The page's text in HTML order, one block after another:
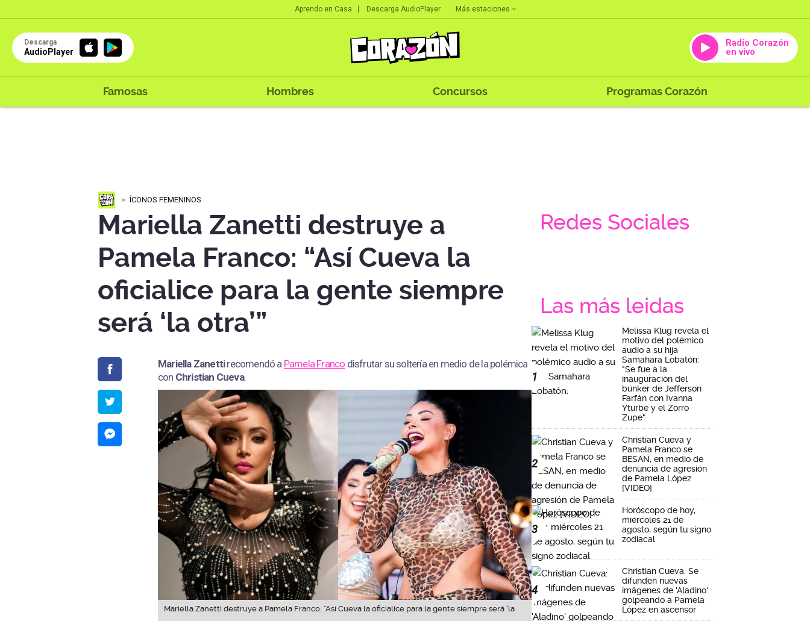
Aprendo en Casa Descarga AudioPlayer Más estaciones
Descarga
AudioPlayer
Radio Corazón
en vivo
Famosas Hombres Concursos Programas Corazón
ÍCONOS FEMENINOS
Mariella Zanetti destruye a
Pamela Franco: “Así Cueva la
oficialice para la gente siempre
será ‘la otra’”
Mariella Zanettirecomendó a Pamela Franco disfrutar su soltería en medio de la polémica
con Christian Cueva.
Mariella Zanetti destruye a Pamela Franco: “Así Cueva la oficialice para la gente siempre será ‘la
Redes Sociales
Las más leidas
1
Melissa Klug revela el
motivo del polémico
audio a su hija
Samahara Lobatón:
"Se fue a la
inauguración del
búnker de Jefferson
Farfán con Ivanna
Yturbe y el Zorro
Zupe"
2
Christian Cueva y
Pamela Franco se
BESAN, en medio de
denuncia de agresión
de Pamela López
[VIDEO]
3
Horóscopo de hoy,
miércoles 21 de
agosto, según tu signo
zodiacal
4
Christian Cueva: Se
difunden nuevas
imágenes de 'Aladino'
golpeando a Pamela
López en ascensor